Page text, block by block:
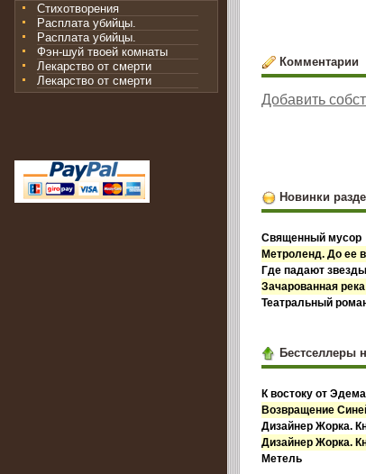
Стихотворения
Расплата убийцы.
Расплата убийцы.
Фэн-шуй твоей комнаты
Лекарство от смерти
Лекарство от смерти
Комментарии
Добавить
Новинки
Священный мусор
Метроленд. До ее
Где падают звезды
Зачарованная река
Театральный
Бестселлеры
К востоку от Эдема
Возвращение
Дизайнер Жорка.
Дизайнер Жорка.
Метель